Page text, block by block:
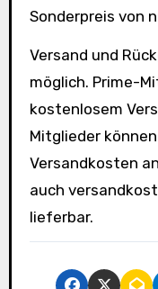
Sonderpreis von
Versand und
möglich. Prime-
kostenlosem
Mitglieder
Versandkosten
auch
lieferbar.